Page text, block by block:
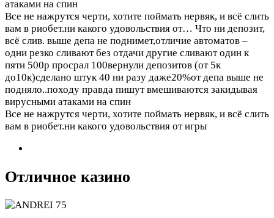
атаками на спин
Все не нажрутся черти, хотите поймать нервяк, и всё слить
вам в риобет.ни какого удовольствия от… Что ни депозит,
всё слив. выше депа не поднимет,отличие автоматов –
одни резко сливают без отдачи другие сливают один к
пяти 500р просрал 100вернули депозитов (от 5к
до10к)сделано штук 40 ни разу даже20%от депа выше не
подняло..походу правда пишут вмешиваются закидывая
вирусными атаками на спин
Все не нажрутся черти, хотите поймать нервяк, и всё слить
вам в риобет.ни какого удовольствия от игры
Отличное казино